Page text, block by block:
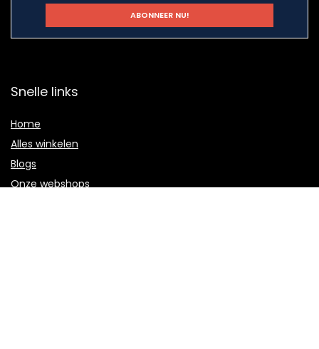
Snelle links
Home
Alles winkelen
Blogs
Onze webshops